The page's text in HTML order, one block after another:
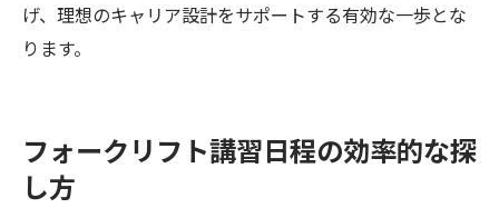
げ、理想のキャリア設計をサポートする有効な一歩とな
ります。
フォークリフト講習日程の効率的な探
し方